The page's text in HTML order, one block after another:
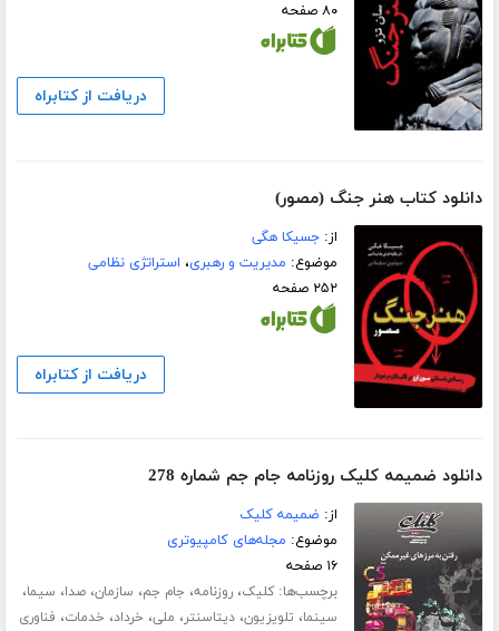
۸۰ صفحه
دریافت از کتابراه
دانلود کتاب هنر جنگ (مصور)
از:جسیکا هگی
موضوع: مدیریت و رهبری، استراتژی نظامی
۲۵۲ صفحه
دریافت از کتابراه
دانلود ضمیمه کلیک روزنامه جام جم شماره 278
از: ضمیمه کلیک
موضوع: مجله‌های کامپیوتری
۱۶ صفحه
برچسب‌ها:کلیک،روزنامه، جام جم، سازمان،صدا، سیما،
سینما، تلویزیون،دیتاسنتر، ملی، خرداد، خدمات، فناوری